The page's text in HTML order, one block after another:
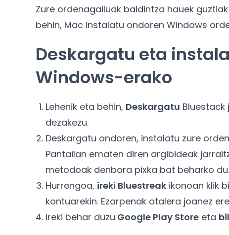
Zure ordenagailuak baldintza hauek
behin, Mac instalatu ondoren Windows
Deskargatu eta
Windows-erako
Lehenik eta behin, Deskargatu Bluestack
dezakezu.
Deskargatu ondoren, instalatu zure
Pantailan ematen diren argibideak
metodoak denbora pixka bat beharko du.
Hurrengoa, ireki Bluestreak ikonoan klik
kontuarekin. Ezarpenak atalera joanez
Ireki behar duzu Google Play Store eta